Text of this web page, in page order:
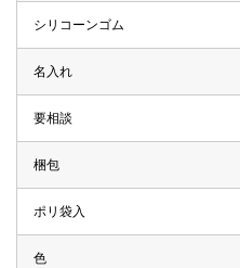
シリコーンゴム
名入れ
要相談
梱包
ポリ袋入
色